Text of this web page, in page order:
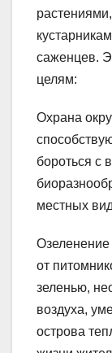
саженцев.
целям:
Охрана
бороться с
местных
Озеленение
от
зеленью,
воздуха,
острова